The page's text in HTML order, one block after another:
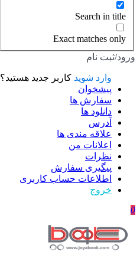
Search in title
Exact matches only
ورود/ثبت نام
وارد شوید کاربر جدید هستید؟
پیشخوان
سفارش ها
دانلود ها
آدرس
علاقه مندی ها
اعلانات من
نظرات
پیگیری سفارش
اطلاعات حساب كاربری
خروج
0